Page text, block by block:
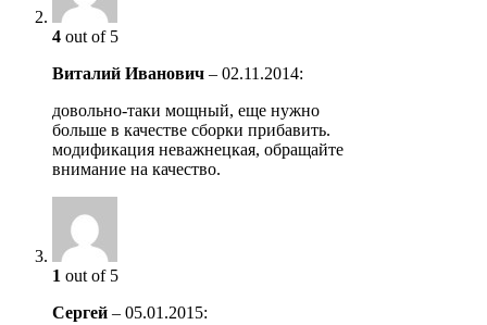
4 out of 5
Виталий Иванович – 02.11.2014:
довольно-таки мощный, еще нужно
больше в качестве сборки прибавить.
модификация неважнецкая, обращайте
внимание на качество.
1 out of 5
Сергей – 05.01.2015: